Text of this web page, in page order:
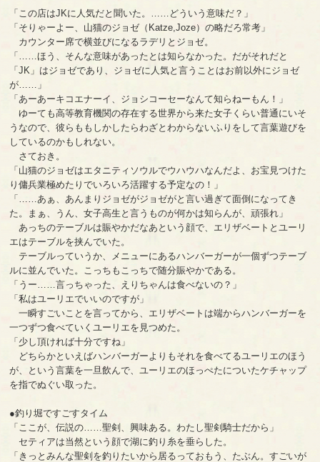
「この店はJKに人気だと聞いた。……どういう意味だ？」
「そりゃーよー、山猫のジョゼ（Katze,Joze）の略だろ常考」
カウンター席で横並びになるラデリとジョゼ。
「……ほう、そんな意味があったとは知らなかった。だがそれだと
「JK」はジョゼであり、ジョゼに人気と言うことはお前以外にジョゼ
が……」
「あーあーキコエナーイ、ジョシコーセーなんて知らねーもん！」
ゆーても高等教育機関の存在する世界から来た女子くらい普通にいそ
うなので、彼らももしかしたらわざとわからないふりをして言葉遊びを
しているのかもしれない。
さておき。
「山猫のジョゼはエタニティソウルでウハウハなんだよ、お宝見つけた
り傭兵業極めたりでいろいろ活躍する予定なの！」
「……あぁ、あんまりジョゼがジョゼがと言い過ぎて面倒になってき
た。まぁ、うん、女子高生と言うものが何かは知らんが、頑張れ」
あっちのテーブルは賑やかだなあという顔で、エリザベートとユーリ
エはテーブルを挟んでいた。
テーブルっていうか、メニューにあるハンバーガーが一個ずつテーブ
ルに並んでいた。こっちもこっちで随分賑やかである。
「うー……言っちゃった、えりちゃんは食べないの？」
「私はユーリエでいいのですが」
一瞬すごいことを言ってから、エリザベートは端からハンバーガーを
一つずつ食べていくユーリエを見つめた。
「少し頂ければ十分ですね」
どちらかといえばハンバーガーよりもそれを食べてるユーリエのほう
が、という言葉を一旦飲んで、ユーリエのほっぺたについたケチャップ
を指でぬぐい取った。
●釣り堀ですごすタイム
「ここが、伝説の……聖剣、興味ある。わたし聖剣騎士だから」
セティアは当然という顔で湖に釣り糸を垂らした。
「きっとみんな聖剣を釣りたいから居るっておもう、たぶん。すごいが